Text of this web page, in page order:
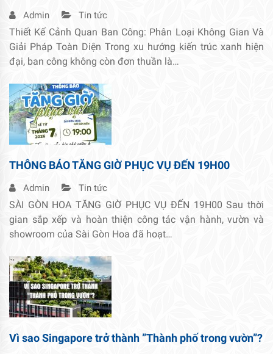
Admin Tin tức
Thiết Kế Cảnh Quan Ban Công: Phân Loại Không Gian Và
Giải Pháp Toàn Diện Trong xu hướng kiến trúc xanh hiện
đại, ban công không còn đơn thuần là…
THÔNG BÁO TĂNG GIỜ PHỤC VỤ ĐẾN 19H00
Admin Tin tức
SÀI GÒN HOA TĂNG GIỜ PHỤC VỤ ĐẾN 19H00 Sau thời
gian sắp xếp và hoàn thiện công tác vận hành, vườn và
showroom của Sài Gòn Hoa đã hoạt…
Vì sao Singapore trở thành ”Thành phố trong vườn”?